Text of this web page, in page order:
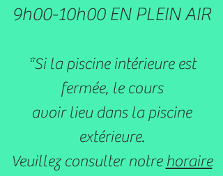
9h00-10h00 EN PLEIN AIR
*Si la piscine intérieure est
fermée, le cours
avoir lieu dans la piscine
extérieure.
Veuillez consulter notre horaire